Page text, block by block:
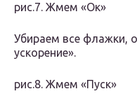
рис.7. Жмем «Ок»
Убираем все флажки,
ускорение».
рис.8. Жмем «Пуск»